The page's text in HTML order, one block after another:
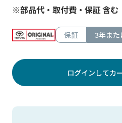
※部品代・取付費・保証 含む
保証 3年ま
ログインしてカ